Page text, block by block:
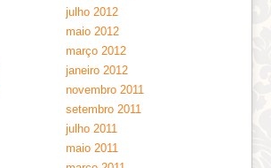
julho 2012
maio 2012
março 2012
janeiro 2012
novembro 2011
setembro 2011
julho 2011
maio 2011